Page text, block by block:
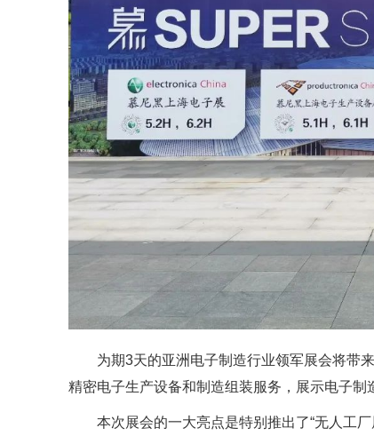
为期3天的亚洲电子制造行业领军展会将带
精密电子生产设备和制造组装服务，展示电子制
本次展会的一大亮点是特别推出了“无人工